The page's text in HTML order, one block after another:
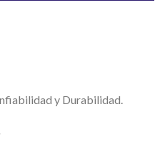
y Durabilidad.